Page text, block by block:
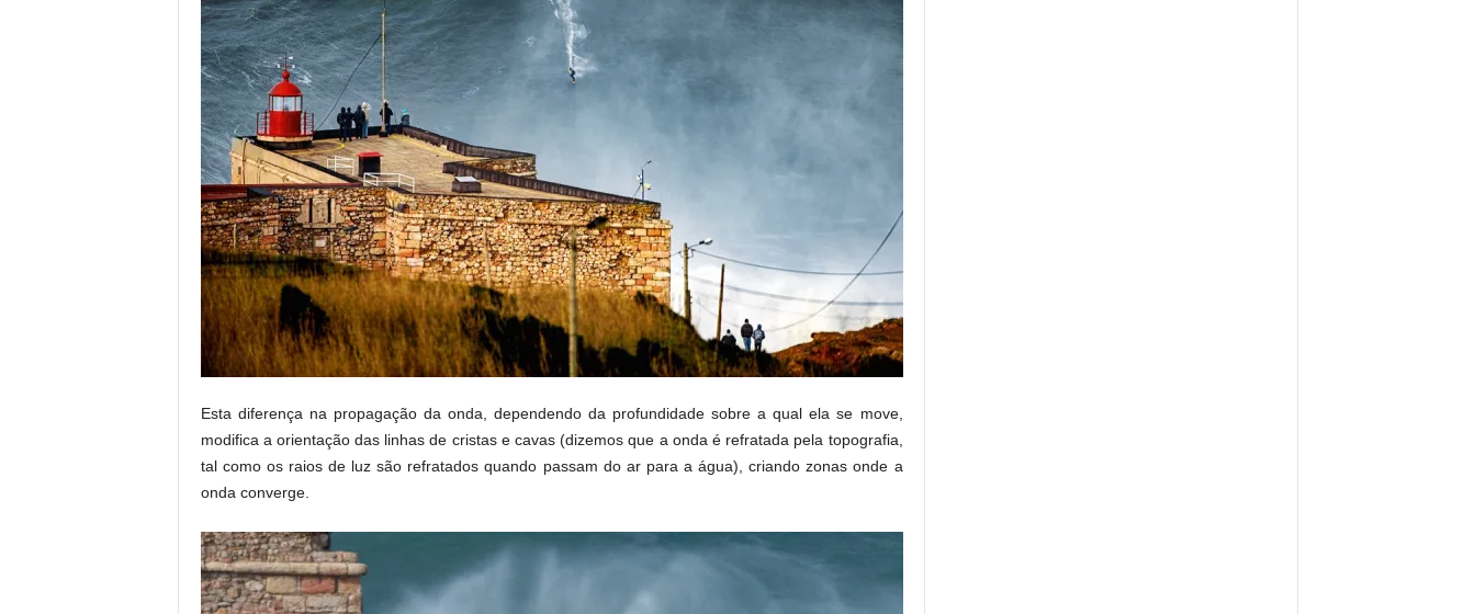
Esta diferença na propagação da onda, dependendo da profundidade sobre a qual ela se move,
modifica a orientação das linhas de cristas e cavas (dizemos que a onda é refratada pela topografia,
tal como os raios de luz são refratados quando passam do ar para a água), criando zonas onde a
onda converge.